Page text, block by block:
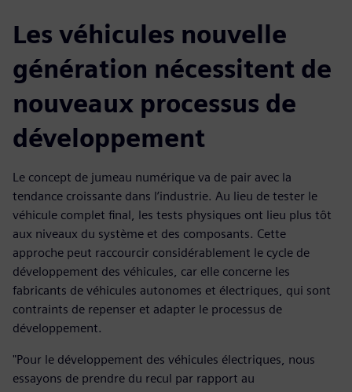
Les véhicules nouvelle
génération nécessitent de
nouveaux processus de
développement
Le concept de jumeau numérique va de pair avec la
tendance croissante dans l’industrie. Au lieu de tester le
véhicule complet final, les tests physiques ont lieu plus tôt
aux niveaux du système et des composants. Cette
approche peut raccourcir considérablement le cycle de
développement des véhicules, car elle concerne les
fabricants de véhicules autonomes et électriques, qui sont
contraints de repenser et adapter le processus de
développement.
"Pour le développement des véhicules électriques, nous
essayons de prendre du recul par rapport au